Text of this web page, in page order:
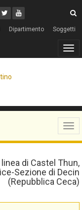
Twitter
Youtube
Dipartimento Soggetti
di Castel Thun,
Sezione di Decin
(Repubblica Ceca)